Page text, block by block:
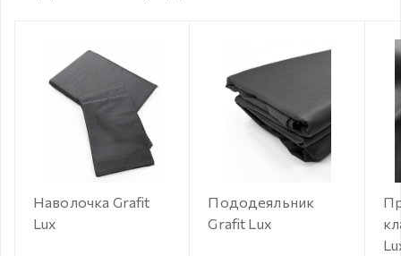
Наволочка Grafit
Lux
Пододеяльник
Grafit Lux